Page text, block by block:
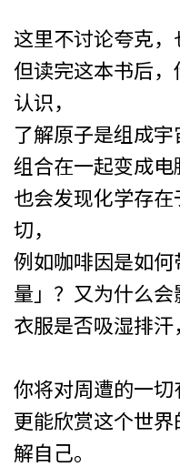
这里不讨论夸克，
但读完这本书后
认识，
了解原子是组成
组合在一起变成
也会发现化学存
切，
例如咖啡因是如
量」？又为什么会
衣服是否吸湿排汗
你将对周遭的一切
更能欣赏这个世
解自己。